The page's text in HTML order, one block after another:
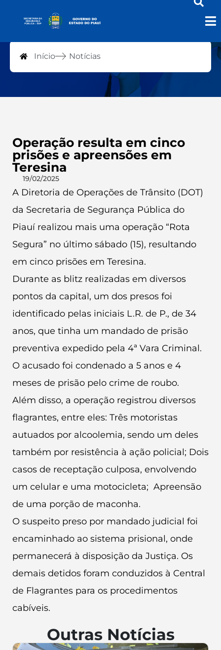
Notícias
Início Notícias
Operação resulta em cinco
prisões e apreensões em
Teresina
19/02/2025
A Diretoria de Operações de Trânsito (DOT)
da Secretaria de Segurança Pública do
Piauí realizou mais uma operação “Rota
Segura” no último sábado (15), resultando
em cinco prisões em Teresina.
Durante as blitz realizadas em diversos
pontos da capital, um dos presos foi
identificado pelas iniciais L.R. de P., de 34
anos, que tinha um mandado de prisão
preventiva expedido pela 4ª Vara Criminal.
O acusado foi condenado a 5 anos e 4
meses de prisão pelo crime de roubo.
Além disso, a operação registrou diversos
flagrantes, entre eles: Três motoristas
autuados por alcoolemia, sendo um deles
também por resistência à ação policial; Dois
casos de receptação culposa, envolvendo
um celular e uma motocicleta; Apreensão
de uma porção de maconha.
O suspeito preso por mandado judicial foi
encaminhado ao sistema prisional, onde
permanecerá à disposição da Justiça. Os
demais detidos foram conduzidos à Central
de Flagrantes para os procedimentos
cabíveis.
Outras Notícias